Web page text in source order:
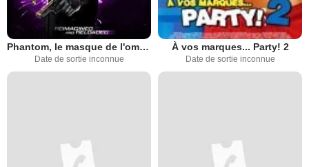
Phantom, le masque de l'ombre
Date de sortie inconnue
À vos marques... Party! 2
Date de sortie inconnue